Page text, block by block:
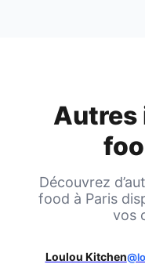
Autres
Découvrez
food à Paris
vos
Loulou Kitchen